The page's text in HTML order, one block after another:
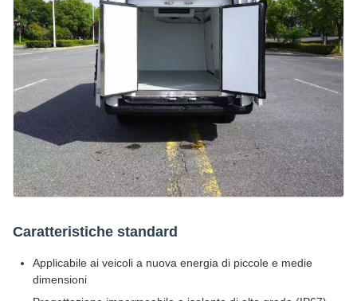
Caratteristiche standard
Applicabile ai veicoli a nuova energia di piccole e medie
dimensioni